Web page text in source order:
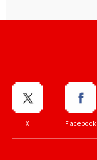
X Facebook